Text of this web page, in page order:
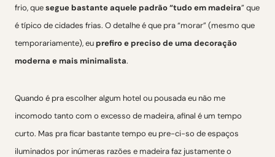
frio, quesegue bastante aquele padrão “tudo em madeira” que
é típico de cidades frias. O detalhe é que pra “morar” (mesmo que
temporariamente), euprefiro e preciso de uma decoração
moderna e mais minimalista.
Quando é pra escolher algum hotel ou pousada eu não me
incomodo tanto com o excesso de madeira, afinal é um tempo
curto. Mas pra ficar bastante tempo eu pre-ci-so de espaços
iluminados por inúmeras razões e madeira faz justamente o